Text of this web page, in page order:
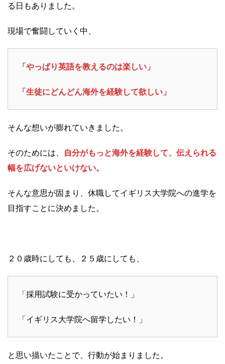
る日もありました。
現場で奮闘していく中、
「やっぱり英語を教えるのは楽しい」
「生徒にどんどん海外を経験して欲しい」
そんな想いが膨れていきました。
そのためには、 自分がもっと海外を経験して、伝えられる
幅を広げないといけない。
そんな意思が固まり、休職してイギリス大学院への進学を
目指すことに決めました。
２０歳時にしても、２５歳にしても、
「採用試験に受かっていたい！」
「イギリス大学院へ留学したい！」
と思い描いたことで、行動が始まりました。